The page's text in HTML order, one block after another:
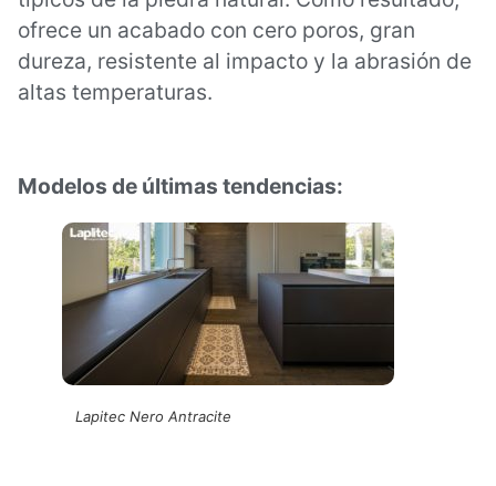
ofrece un acabado con cero poros, gran
dureza, resistente al impacto y la abrasión de
altas temperaturas.
Modelos de últimas tendencias:
Lapitec Nero Antracite